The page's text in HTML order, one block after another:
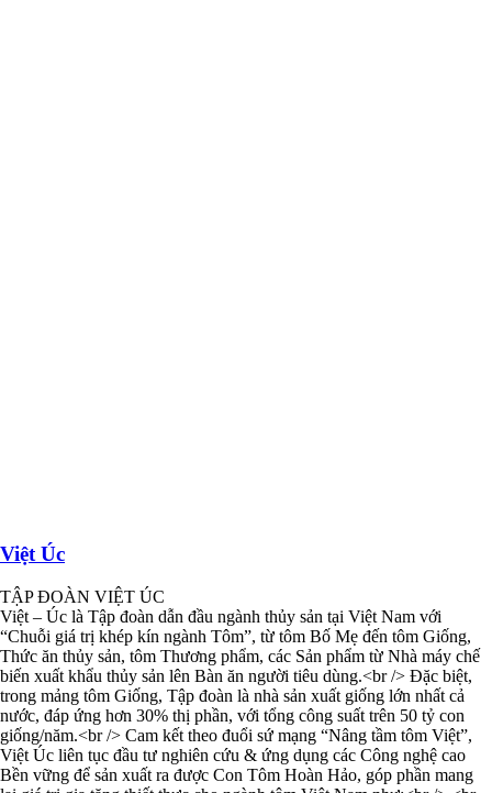
Việt Úc
TẬP ĐOÀN VIỆT ÚC
Việt – Úc là Tập đoàn dẫn đầu ngành thủy sản tại Việt Nam với
“Chuỗi giá trị khép kín ngành Tôm”, từ tôm Bố Mẹ đến tôm Giống,
Thức ăn thủy sản, tôm Thương phẩm, các Sản phẩm từ Nhà máy chế
biến xuất khẩu thủy sản lên Bàn ăn người tiêu dùng.<br /> Đặc biệt,
trong mảng tôm Giống, Tập đoàn là nhà sản xuất giống lớn nhất cả
nước, đáp ứng hơn 30% thị phần, với tổng công suất trên 50 tỷ con
giống/năm.<br /> Cam kết theo đuổi sứ mạng “Nâng tầm tôm Việt”,
Việt Úc liên tục đầu tư nghiên cứu & ứng dụng các Công nghệ cao
Bền vững để sản xuất ra được Con Tôm Hoàn Hảo, góp phần mang